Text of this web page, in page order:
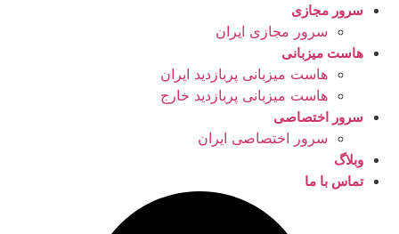
سرور مجازی
سرور مجازی ایران
هاست میزبانی
هاست میزبانی پربازدید ایران
هاست میزبانی پربازدید خارج
سرور اختصاصی
سرور اختصاصی ایران
وبلاگ
تماس با ما